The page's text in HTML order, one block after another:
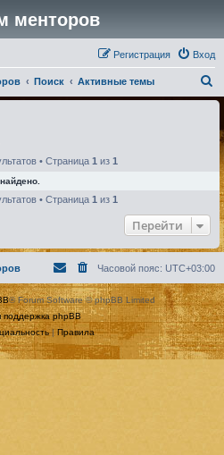
менторов
Вход
Регистрация
Поиск Активные темы
о
• Страница 1 из 1
• Страница 1 из 1
Перейти
Часовой пояс: UTC+03:00
® Forum Software © phpBB Limited
поддержка phpBB
| Правила